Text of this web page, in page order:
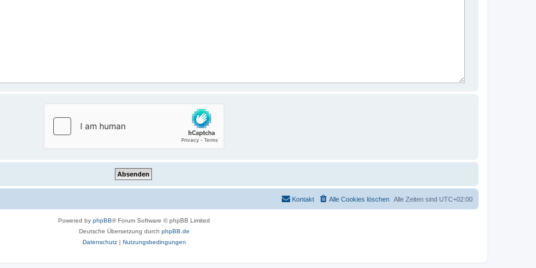
Alle Zeiten sind UTC+02:00
Alle Cookies löschen
Kontakt
Powered by phpBB® Forum Software © phpBB Limited
Deutsche Übersetzung durch phpBB.de
Datenschutz| Nutzungsbedingungen